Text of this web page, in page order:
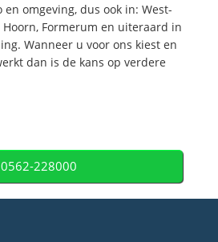
omgeving, dus ook in: West-
Formerum en uiteraard in
Wanneer u voor ons kiest en
dan is de kans op verdere
0562-228000